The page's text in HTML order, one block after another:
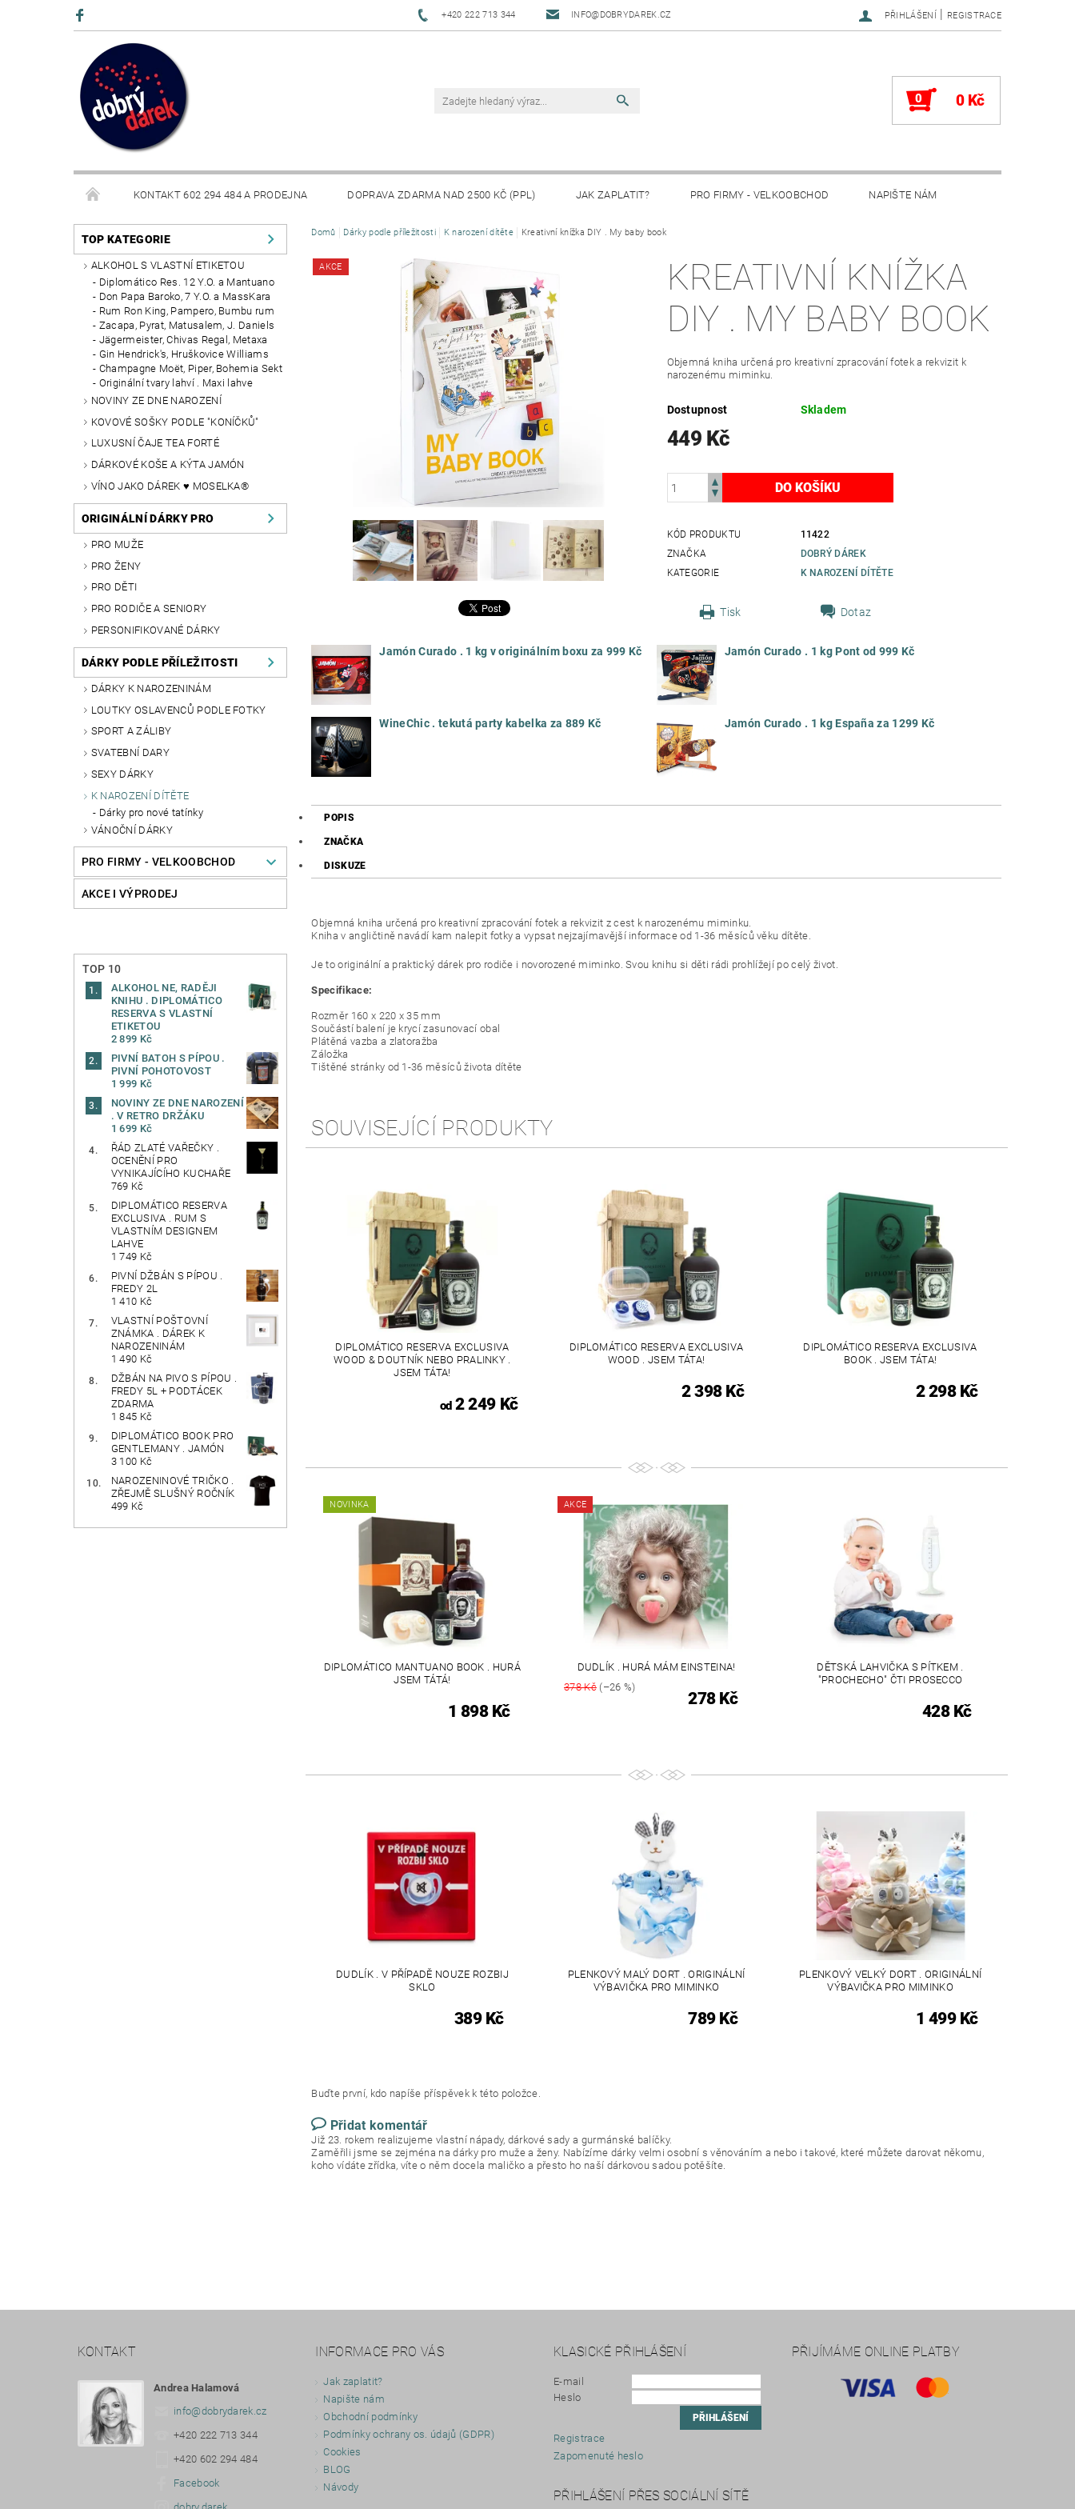
+420 222 713 344 INFO@DOBRYDAREK.CZ PŘIHLÁŠENÍ | REGISTRACE
0 0 Kč
KONTAKT 602 294 484 A PRODEJNA DOPRAVA ZDARMA NAD 2500 KČ (PPL) JAK ZAPLATIT? PRO FIRMY - VELKOOBCHOD NAPIŠTE NÁM
BLOG
TOP KATEGORIE
ALKOHOL S VLASTNÍ ETIKETOU
Diplomático Res. 12 Y.O. a Mantuano
Don Papa Baroko, 7 Y.O. a MassKara
Rum Ron King, Pampero, Bumbu rum
Zacapa, Pyrat, Matusalem, J. Daniels
Jägermeister, Chivas Regal, Metaxa
Gin Hendrick's, Hruškovice Williams
Champagne Moët, Piper, Bohemia Sekt
Originální tvary lahví . Maxi lahve
NOVINY ZE DNE NAROZENÍ
KOVOVÉ SOŠKY PODLE "KONÍČKŮ"
LUXUSNÍ ČAJE TEA FORTÉ
DÁRKOVÉ KOŠE A KÝTA JAMÓN
VÍNO JAKO DÁREK ♥ MOSELKA®
ORIGINÁLNÍ DÁRKY PRO
PRO MUŽE
PRO ŽENY
PRO DĚTI
PRO RODIČE A SENIORY
PERSONIFIKOVANÉ DÁRKY
DÁRKY PODLE PŘÍLEŽITOSTI
DÁRKY K NAROZENINÁM
LOUTKY OSLAVENCŮ PODLE FOTKY
SPORT A ZÁLIBY
SVATEBNÍ DARY
SEXY DÁRKY
K NAROZENÍ DÍTĚTE
Dárky pro nové tatínky
VÁNOČNÍ DÁRKY
PRO FIRMY - VELKOOBCHOD
AKCE I VÝPRODEJ
TOP 10
ALKOHOL NE, RADĚJI
KNIHU . DIPLOMÁTICO
RESERVA S VLASTNÍ
ETIKETOU
2 899 Kč
PIVNÍ BATOH S PÍPOU .
PIVNÍ POHOTOVOST
1 999 Kč
NOVINY ZE DNE NAROZENÍ
. V RETRO DRŽÁKU
1 699 Kč
ŘÁD ZLATÉ VAŘEČKY .
OCENĚNÍ PRO
VYNIKAJÍCÍHO KUCHAŘE
769 Kč
DIPLOMÁTICO RESERVA
EXCLUSIVA . RUM S
VLASTNÍM DESIGNEM
LAHVE
1 749 Kč
PIVNÍ DŽBÁN S PÍPOU .
FREDY 2L
1 410 Kč
VLASTNÍ POŠTOVNÍ
ZNÁMKA . DÁREK K
NAROZENINÁM
1 490 Kč
DŽBÁN NA PIVO S PÍPOU .
FREDY 5L + PODTÁCEK
ZDARMA
1 845 Kč
DIPLOMÁTICO BOOK PRO
GENTLEMANY . JAMÓN
3 100 Kč
NAROZENINOVÉ TRIČKO .
ZŘEJMĚ SLUŠNÝ ROČNÍK
499 Kč
Domů Dárky podle příležitosti K narození dítěte Kreativní knížka DIY . My baby book
AKCE
KREATIVNÍ KNÍŽKA
DIY . MY BABY BOOK
Objemná kniha určená pro kreativní zpracování fotek a rekvizit k
narozenému miminku.
Dostupnost Skladem
449 Kč
KÓD PRODUKTU
11422
ZNAČKA
DOBRÝ DÁREK
KATEGORIE
K NAROZENÍ DÍTĚTE
Tisk Dotaz
Jamón Curado . 1 kg v originálním boxu za 999 Kč Jamón Curado . 1 kg Pont od 999 Kč
WineChic . tekutá party kabelka za 889 Kč Jamón Curado . 1 kg España za 1299 Kč
POPIS
ZNAČKA
DISKUZE
Objemná kniha určená pro kreativní zpracování fotek a rekvizit z cest k narozenému miminku.
Kniha v angličtině navádí kam nalepit fotky a vypsat nejzajímavější informace od 1-36 měsíců věku dítěte.
Je to originální a praktický dárek pro rodiče i novorozené miminko. Svou knihu si děti rádi prohlížejí po celý život.
Specifikace:
Rozměr 160 x 220 x 35 mm
Součástí balení je krycí zasunovací obal
Plátěná vazba a zlatoražba
Záložka
Tištěné stránky od 1-36 měsíců života dítěte
SOUVISEJÍCÍ PRODUKTY
DIPLOMÁTICO RESERVA EXCLUSIVA
WOOD & DOUTNÍK NEBO PRALINKY .
JSEM TÁTA!
od2 249 Kč
DIPLOMÁTICO RESERVA EXCLUSIVA
WOOD . JSEM TÁTA!
2 398 Kč
DIPLOMÁTICO RESERVA EXCLUSIVA
BOOK . JSEM TÁTA!
2 298 Kč
NOVINKA
DIPLOMÁTICO MANTUANO BOOK . HURÁ
JSEM TÁTÁ!
1 898 Kč
AKCE
DUDLÍK . HURÁ MÁM EINSTEINA!
378 Kč(–26 %)
278 Kč
DĚTSKÁ LAHVIČKA S PÍTKEM .
"PROCHECHO" ČTI PROSECCO
428 Kč
DUDLÍK . V PŘÍPADĚ NOUZE ROZBIJ
SKLO
389 Kč
PLENKOVÝ MALÝ DORT . ORIGINÁLNÍ
VÝBAVIČKA PRO MIMINKO
789 Kč
PLENKOVÝ VELKÝ DORT . ORIGINÁLNÍ
VÝBAVIČKA PRO MIMINKO
1 499 Kč
Buďte první, kdo napíše příspěvek k této položce.
Přidat komentář
Již 23. rokem realizujeme vlastní nápady, dárkové sady a gurmánské balíčky.
Zaměřili jsme se zejména na dárky pro muže a ženy. Nabízíme dárky velmi osobní s věnováním a nebo i takové, které můžete darovat někomu,
koho vídáte zřídka, víte o něm docela maličko a přesto ho naší dárkovou sadou potěšíte.
KONTAKT
Andrea Halamová
info@dobrydarek.cz
+420 222 713 344
+420 602 294 484
Facebook
INFORMACE PRO VÁS
Jak zaplatit?
Napište nám
Obchodní podmínky
Podmínky ochrany os. údajů (GDPR)
Cookies
BLOG
Návody
KLASICKÉ PŘIHLÁŠENÍ
E-mail
Heslo
Registrace
Zapomenuté heslo
PŘIHLÁŠENÍ PŘES SOCIÁLNÍ SÍTĚ
PŘIJÍMÁME ONLINE PLATBY